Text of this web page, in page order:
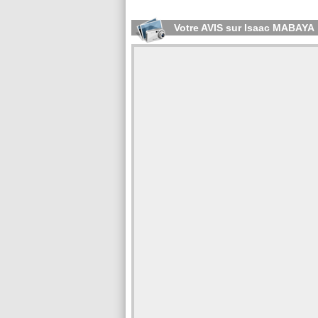
Votre AVIS sur Isaac MABAYA